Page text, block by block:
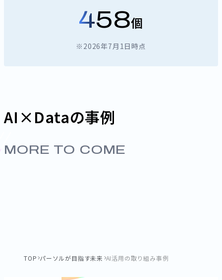
458個
※2026年7月1日時点
AI×Dataの事例
MORE TO COME
TOP パーソルが目指す未来 AI活用の取り組み事例